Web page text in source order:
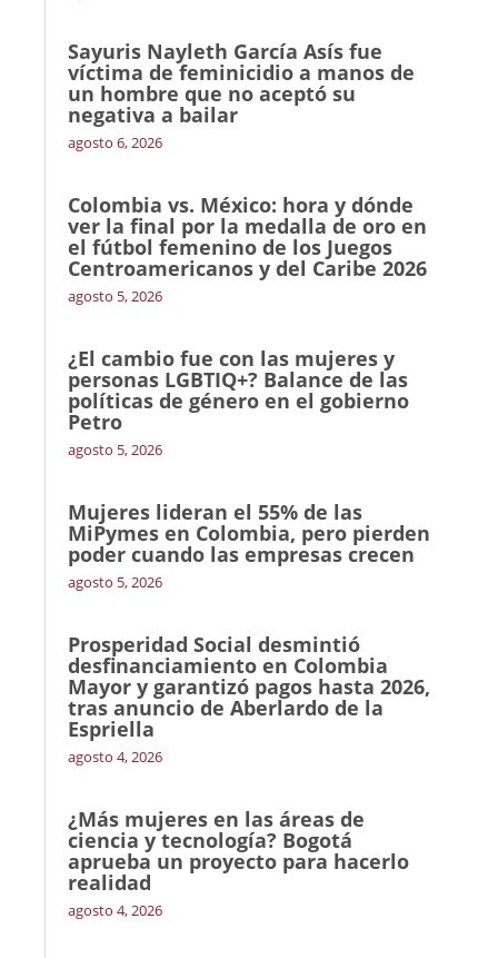
Sayuris Nayleth García Asís fue
víctima de feminicidio a manos de
un hombre que no aceptó su
negativa a bailar
agosto 6, 2026
Colombia vs. México: hora y dónde
ver la final por la medalla de oro en
el fútbol femenino de los Juegos
Centroamericanos y del Caribe 2026
agosto 5, 2026
¿El cambio fue con las mujeres y
personas LGBTIQ+? Balance de las
políticas de género en el gobierno
Petro
agosto 5, 2026
Mujeres lideran el 55% de las
MiPymes en Colombia, pero pierden
poder cuando las empresas crecen
agosto 5, 2026
Prosperidad Social desmintió
desfinanciamiento en Colombia
Mayor y garantizó pagos hasta 2026,
tras anuncio de Aberlardo de la
Espriella
agosto 4, 2026
¿Más mujeres en las áreas de
ciencia y tecnología? Bogotá
aprueba un proyecto para hacerlo
realidad
agosto 4, 2026